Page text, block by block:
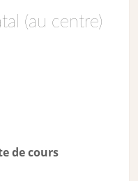
(au centre)
de cours